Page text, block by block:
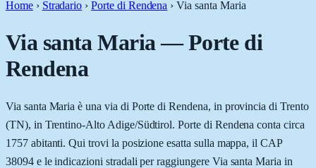
Home › Stradario › Porte di Rendena ›Via santa Maria
Via santa Maria—Porte di
Rendena
Via santa Maria è una via di Porte di Rendena, in provincia di Trento
(TN), in Trentino-Alto Adige/Südtirol. Porte di Rendena conta circa
1757 abitanti. Qui trovi la posizione esatta sulla mappa, il CAP
38094 e le indicazioni stradali per raggiungere Via santa Maria in